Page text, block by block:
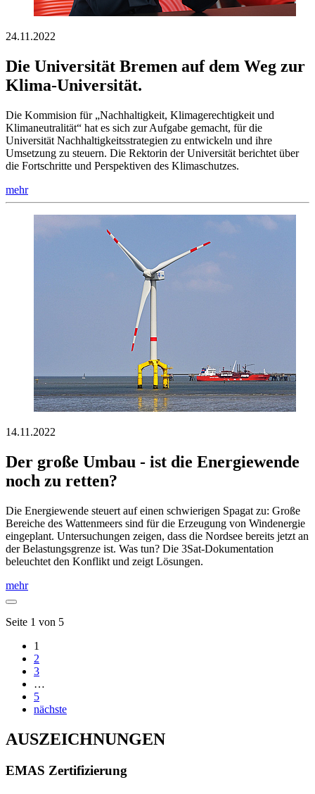
24.11.2022
Die Universität Bremen auf dem Weg zur
Klima-Universität.
Die Kommision für „Nachhaltigkeit, Klimagerechtigkeit und
Klimaneutralität“ hat es sich zur Aufgabe gemacht, für die
Universität Nachhaltigkeitsstrategien zu entwickeln und ihre
Umsetzung zu steuern. Die Rektorin der Universität berichtet über
die Fortschritte und Perspektiven des Klimaschutzes.
mehr
14.11.2022
Der große Umbau - ist die Energiewende
noch zu retten?
Die Energiewende steuert auf einen schwierigen Spagat zu: Große
Bereiche des Wattenmeers sind für die Erzeugung von Windenergie
eingeplant. Untersuchungen zeigen, dass die Nordsee bereits jetzt an
der Belastungsgrenze ist. Was tun? Die 3Sat-Dokumentation
beleuchtet den Konflikt und zeigt Lösungen.
mehr
Seite 1 von 5
1
2
3
…
5
nächste
AUSZEICHNUNGEN
EMAS Zertifizierung